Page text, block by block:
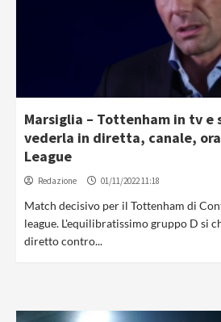
Marsiglia – Tottenham in tv e
vederla in diretta, canale,
League
Redazione 01/11/2022 11:18
Match decisivo per il Tottenham di
league. L'equilibratissimo gruppo D si
diretto contro...